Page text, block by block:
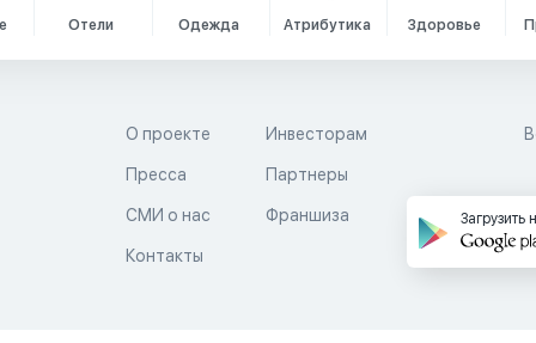
Отели Одежда Атрибутика Здоровье
О проекте
Пресса
СМИ о нас
Контакты
Инвесторам
Партнеры
Франшиза Загрузить